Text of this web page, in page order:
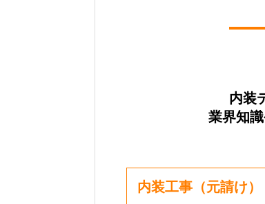
内装
業界知
内装工事（元請け